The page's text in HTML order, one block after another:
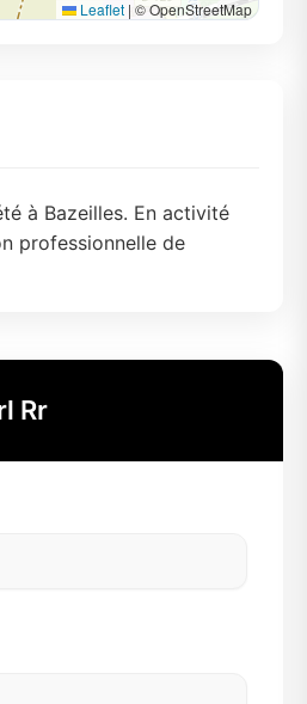
Leaflet | © OpenStreetMap
à Bazeilles. En activité
professionnelle de
Rr